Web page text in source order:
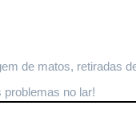
de matos, retiradas
no lar!